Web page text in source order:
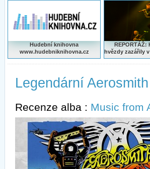
Hudební knihovna
www.hudebniknihovna.cz
REPORTÁŽ:
hvězdy zazářily
Legendární
Recenze alba : Music from